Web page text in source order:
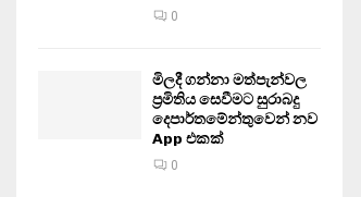
0
මිලදී ගන්නා මත්පැන්වල
ප්‍රමිතිය සෙවීමට සුරාබදු
දෙපාර්තමේන්තුවෙන් නව
App එකක්
0